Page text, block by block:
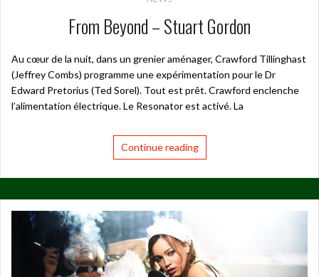
From Beyond – Stuart Gordon
Au cœur de la nuit, dans un grenier aménager, Crawford Tillinghast
(Jeffrey Combs) programme une expérimentation pour le Dr
Edward Pretorius (Ted Sorel). Tout est prêt. Crawford enclenche
l’alimentation électrique. Le Resonator est activé. La
Continue reading